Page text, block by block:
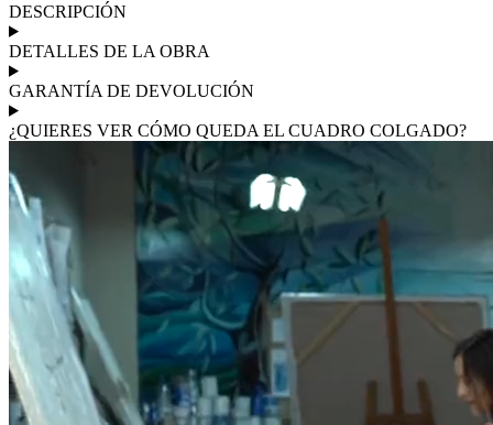
DESCRIPCIÓN
DETALLES DE LA OBRA
GARANTÍA DE DEVOLUCIÓN
¿QUIERES VER CÓMO QUEDA EL CUADRO COLGADO?